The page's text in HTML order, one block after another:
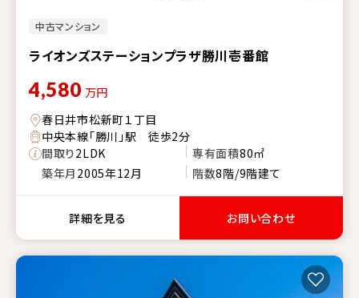
中古マンション
ライオンズステーションプラザ勝川壱番館
4,580 万円
春日井市松新町１丁目
中央本線「勝川」駅 徒歩2分
間取り2LDK 専有面積80㎡
築年月 2005年12月 階数8階/9階建て
詳細を見る お問い合わせ